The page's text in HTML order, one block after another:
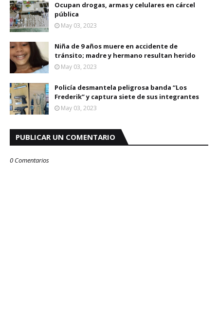
Ocupan drogas, armas y celulares en cárcel
pública
May 03, 2023
Niña de 9 años muere en accidente de
tránsito; madre y hermano resultan herido
May 03, 2023
Policía desmantela peligrosa banda “Los
Frederik” y captura siete de sus integrantes
May 03, 2023
PUBLICAR UN COMENTARIO
0 Comentarios